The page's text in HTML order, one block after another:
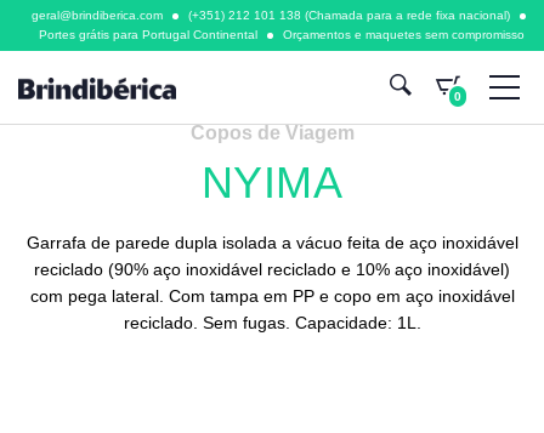
geral@brindiberica.com
(+351) 212 101 138 (Chamada para a rede fixa nacional)
Portes grátis para Portugal Continental
Orçamentos e maquetes sem compromisso
0
Copos de Viagem
NYIMA
Garrafa de parede dupla isolada a vácuo feita de aço inoxidável
reciclado (90% aço inoxidável reciclado e 10% aço inoxidável)
com pega lateral. Com tampa em PP e copo em aço inoxidável
reciclado. Sem fugas. Capacidade: 1L.